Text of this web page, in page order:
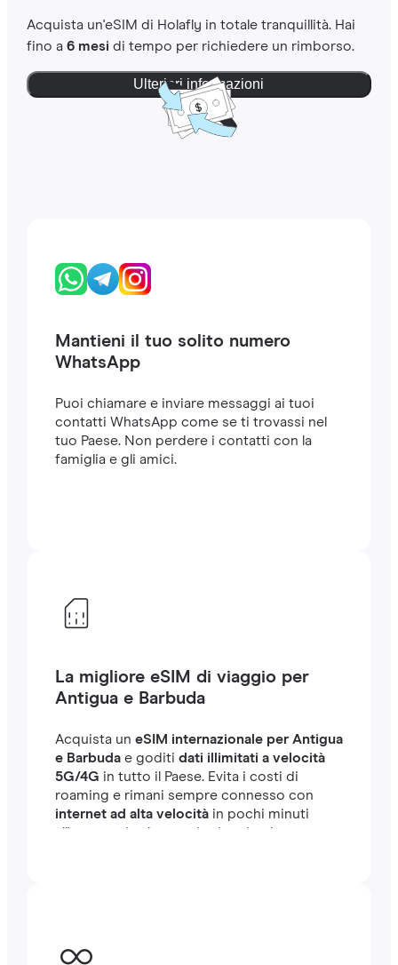
Acquista un'eSIM di Holafly in totale tranquillità. Hai
fino a 6 mesi di tempo per richiedere un rimborso.
Ulteriori informazioni
Mantieni il tuo solito numero
WhatsApp
Puoi chiamare e inviare messaggi ai tuoi
contatti WhatsApp come se ti trovassi nel
tuo Paese. Non perdere i contatti con la
famiglia e gli amici.
La migliore eSIM di viaggio per
Antigua e Barbuda
Acquista un eSIM internazionale per Antigua
e Barbudae goditi dati illimitati a velocità
5G/4G in tutto il Paese. Evita i costi di
roaming e rimani sempre connesso con
internet ad alta velocitàin pochi minuti
all'estero, sia che tu stia viaggiando o